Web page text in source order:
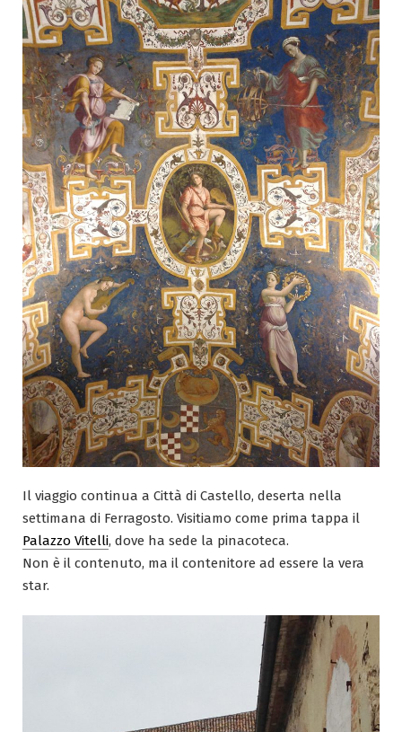
Il viaggio continua a Città di Castello, deserta nella
settimana di Ferragosto. Visitiamo come prima tappa il
Palazzo Vitelli, dove ha sede la pinacoteca.
Non è il contenuto, ma il contenitore ad essere la vera
star.